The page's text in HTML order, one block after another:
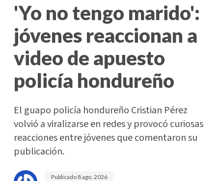
'Yo no tengo marido':
jóvenes reaccionan a
video de apuesto
policía hondureño
El guapo policía hondureño Cristian Pérez
volvió a viralizarse en redes y provocó curiosas
reacciones entre jóvenes que comentaron su
publicación.
Publicado 8 ago. 2026